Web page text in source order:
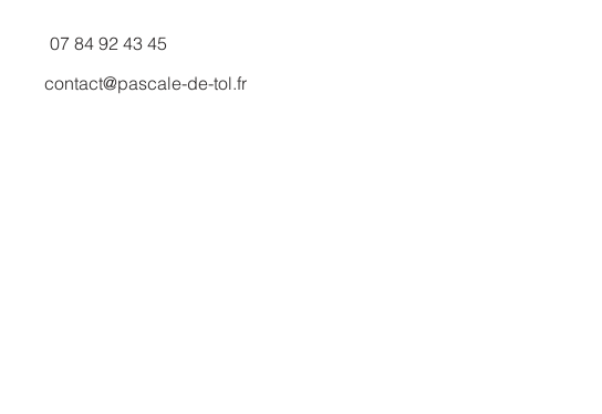
07 84 92 43 45
contact@pascale-de-tol.fr